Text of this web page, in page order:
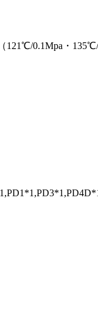
121℃/0.1Mpa・